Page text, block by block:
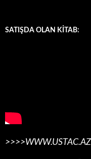
SATIŞDA OLAN KİTAB:
>>>>WWW.USTAC.AZ